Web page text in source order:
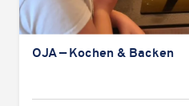
OJA — Kochen & Backen